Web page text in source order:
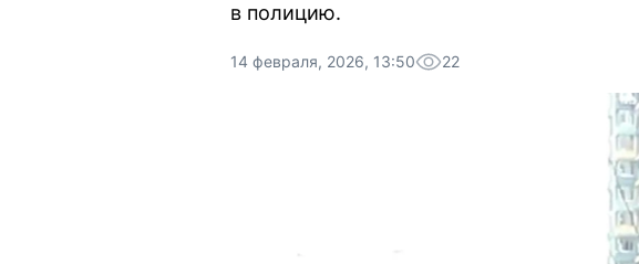
в полицию.
14 февраля, 2026, 13:50 22